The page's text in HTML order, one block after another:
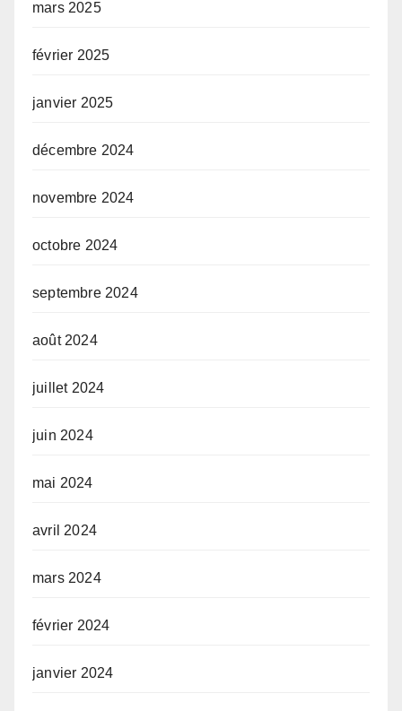
mars 2025
février 2025
janvier 2025
décembre 2024
novembre 2024
octobre 2024
septembre 2024
août 2024
juillet 2024
juin 2024
mai 2024
avril 2024
mars 2024
février 2024
janvier 2024